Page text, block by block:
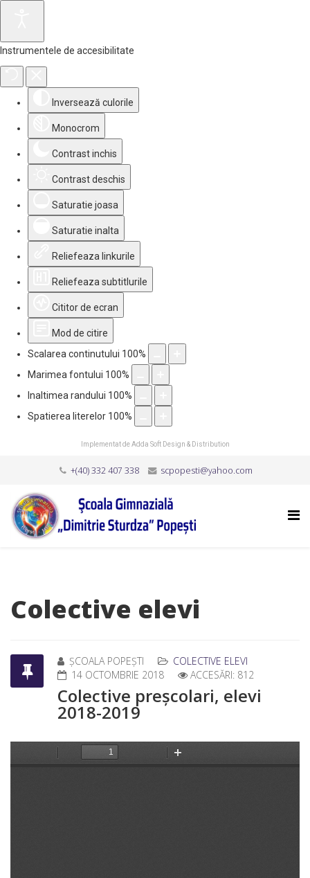
Instrumentele de accesibilitate
Inversează culorile
Monocrom
Contrast inchis
Contrast deschis
Saturatie joasa
Saturatie inalta
Reliefeaza linkurile
Reliefeaza subtitlurile
Cititor de ecran
Mod de citire
Scalarea continutului 100%
Marimea fontului 100%
Inaltimea randului 100%
Spatierea literelor 100%
Implementat deAdda Soft Design & Distribution
+(40) 332 407 338 scpopesti@yahoo.com
Colective elevi
ȘCOALA POPEȘTI
COLECTIVE ELEVI
14 OCTOMBRIE 2018
ACCESĂRI: 812
Colective preșcolari, elevi
2018-2019